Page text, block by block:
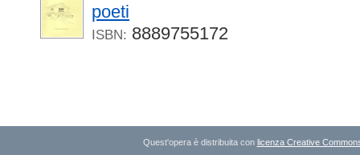
poeti
ISBN: 8889755172
Quest'opera è distribuita con licenza Creative